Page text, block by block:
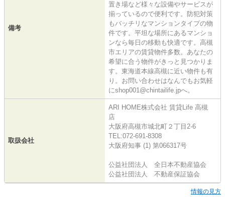
備考
置き場など様々な設備やサービスが
揃っているので便利です。防犯対策
もバッチリなマンションタイプの物
件です。平坦な場所にあるマンショ
ンなら毎日の移動も快適です。高槻
市エリアの賃貸物件多数。あなたの
希望に合う物件がきっと見つかりま
す。東海道本線高槻に近い物件も有
り。お問い合わせはなんでもお気軽
にshop001@chintailife.jpへ。
取扱会社
ARI HOME株式会社 賃貸Life 高槻
店
大阪府高槻市城北町２丁目2-6
TEL:072-691-8308
大阪府知事 (1) 第066317号
公益社団法人 全日本不動産協会
公益社団法人 不動産保証協会
情報の見方